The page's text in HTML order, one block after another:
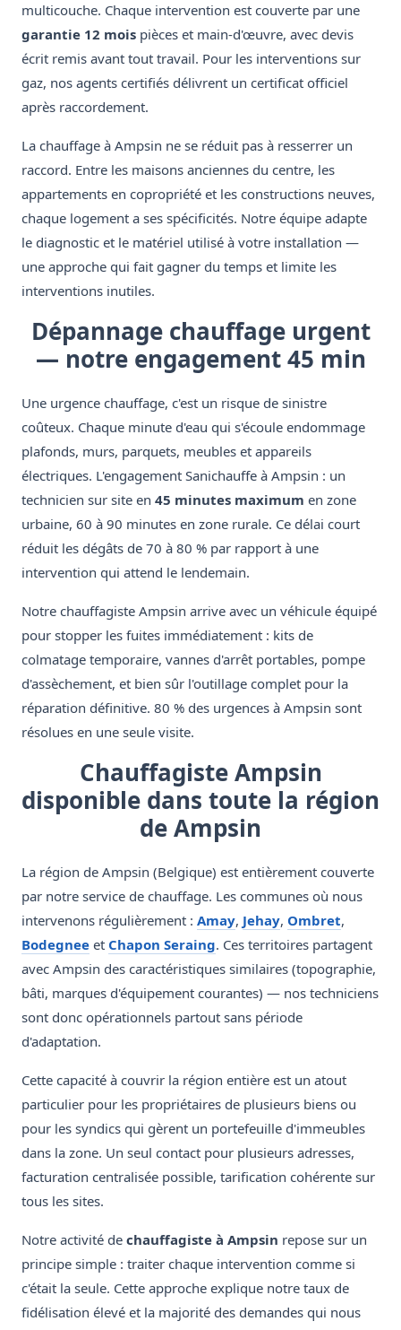
multicouche. Chaque intervention est couverte par une
garantie 12 mois pièces et main-d'œuvre, avec devis
écrit remis avant tout travail. Pour les interventions sur
gaz, nos agents certifiés délivrent un certificat officiel
après raccordement.
La chauffage à Ampsin ne se réduit pas à resserrer un
raccord. Entre les maisons anciennes du centre, les
appartements en copropriété et les constructions neuves,
chaque logement a ses spécificités. Notre équipe adapte
le diagnostic et le matériel utilisé à votre installation —
une approche qui fait gagner du temps et limite les
interventions inutiles.
Dépannage chauffage urgent
— notre engagement 45 min
Une urgence chauffage, c'est un risque de sinistre
coûteux. Chaque minute d'eau qui s'écoule endommage
plafonds, murs, parquets, meubles et appareils
électriques. L'engagement Sanichauffe à Ampsin : un
technicien sur site en 45 minutes maximum en zone
urbaine, 60 à 90 minutes en zone rurale. Ce délai court
réduit les dégâts de 70 à 80 % par rapport à une
intervention qui attend le lendemain.
Notre chauffagiste Ampsin arrive avec un véhicule équipé
pour stopper les fuites immédiatement : kits de
colmatage temporaire, vannes d'arrêt portables, pompe
d'assèchement, et bien sûr l'outillage complet pour la
réparation définitive. 80 % des urgences à Ampsin sont
résolues en une seule visite.
Chauffagiste Ampsin
disponible dans toute la région
de Ampsin
La région de Ampsin (Belgique) est entièrement couverte
par notre service de chauffage. Les communes où nous
intervenons régulièrement : Amay, Jehay, Ombret,
Bodegnee et Chapon Seraing. Ces territoires partagent
avec Ampsin des caractéristiques similaires (topographie,
bâti, marques d'équipement courantes) — nos techniciens
sont donc opérationnels partout sans période
d'adaptation.
Cette capacité à couvrir la région entière est un atout
particulier pour les propriétaires de plusieurs biens ou
pour les syndics qui gèrent un portefeuille d'immeubles
dans la zone. Un seul contact pour plusieurs adresses,
facturation centralisée possible, tarification cohérente sur
tous les sites.
Notre activité de chauffagiste à Ampsin repose sur un
principe simple : traiter chaque intervention comme si
c'était la seule. Cette approche explique notre taux de
fidélisation élevé et la majorité des demandes qui nous